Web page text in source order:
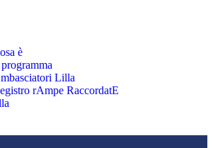
è
Lilla
rAmpe RaccordatE